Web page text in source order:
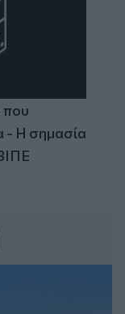
που
- Η σημασία